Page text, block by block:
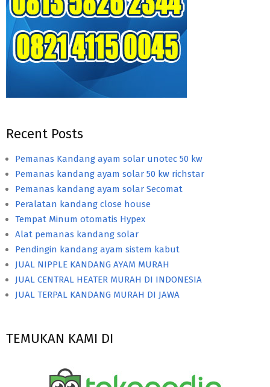
Recent Posts
Pemanas Kandang ayam solar unotec 50 kw
Pemanas kandang ayam solar 50 kw richstar
Pemanas kandang ayam solar Secomat
Peralatan kandang close house
Tempat Minum otomatis Hypex
Alat pemanas kandang solar
Pendingin kandang ayam sistem kabut
JUAL NIPPLE KANDANG AYAM MURAH
JUAL CENTRAL HEATER MURAH DI INDONESIA
JUAL TERPAL KANDANG MURAH DI JAWA
TEMUKAN KAMI DI